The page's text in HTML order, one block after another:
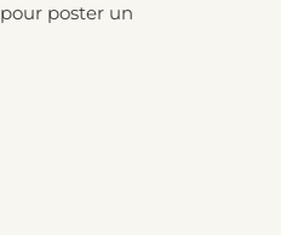
pour poster un